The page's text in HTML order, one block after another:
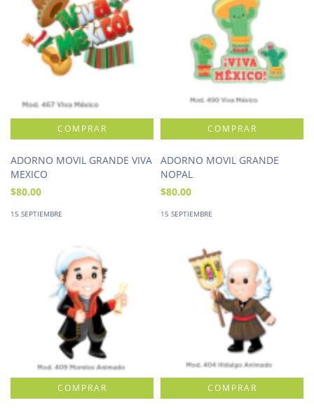
ADORNO MOVIL GRANDE VIVA
MEXICO
$80.00
15 SEPTIEMBRE
ADORNO MOVIL GRANDE
NOPAL
$80.00
15 SEPTIEMBRE